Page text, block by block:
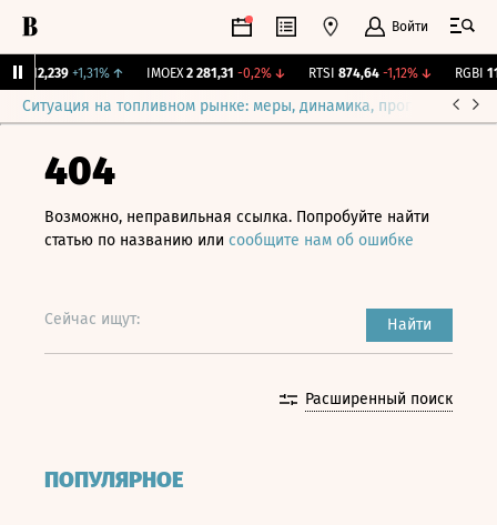
Войти
12,239 +1,31% ↑ IMOEX 2 281,31 -0,2%↓ RTSI 874,64 -1,12%↓ RGBI
Ситуация на топливном рынке: меры, динамика, прогнозы
404
Возможно, неправильная ссылка. Попробуйте найти
статью по названию или сообщите нам об ошибке
Сейчас ищут: Найти
Расширенный поиск
ПОПУЛЯРНОЕ